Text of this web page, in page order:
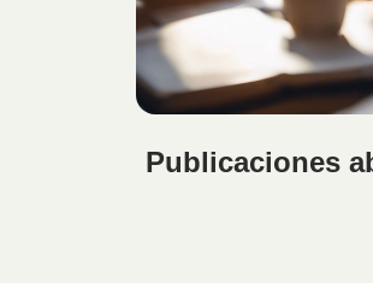
Publicaciones